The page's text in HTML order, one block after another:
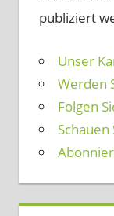
publiziert
Unser
Werden
Folgen